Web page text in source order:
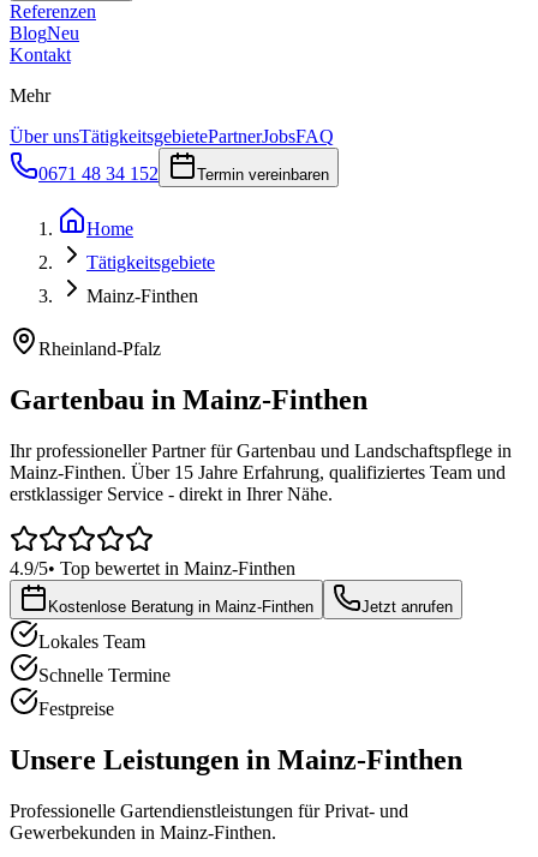
Referenzen
BlogNeu
Kontakt
Mehr
Über unsTätigkeitsgebietePartnerJobsFAQ
0671 48 34 152
Termin vereinbaren
Home
Tätigkeitsgebiete
Mainz-Finthen
Rheinland-Pfalz
Gartenbau in Mainz-Finthen
Ihr professioneller Partner für Gartenbau und Landschaftspflege in
Mainz-Finthen. Über 15 Jahre Erfahrung, qualifiziertes Team und
erstklassiger Service - direkt in Ihrer Nähe.
4.9/5• Top bewertet in Mainz-Finthen
Kostenlose Beratung in Mainz-Finthen Jetzt anrufen
Lokales Team
Schnelle Termine
Festpreise
Unsere Leistungen in Mainz-Finthen
Professionelle Gartendienstleistungen für Privat- und
Gewerbekunden in Mainz-Finthen.